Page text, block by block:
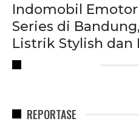
Indomobil
Series di
Listrik Stylish dan
REPORTASE